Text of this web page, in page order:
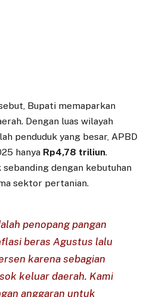
Bupati memaparkan
Dengan luas wilayah
penduduk yang besar, APBD
hanya Rp4,78 triliun.
dengan kebutuhan
sektor pertanian.
penopang pangan
beras Agustus lalu
karena sebagian
keluar daerah. Kami
anggaran untuk